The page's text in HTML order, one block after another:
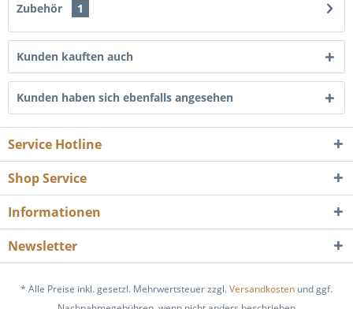
Zubehör 1
Kunden kauften auch
Kunden haben sich ebenfalls angesehen
Service Hotline
Shop Service
Informationen
Newsletter
* Alle Preise inkl. gesetzl. Mehrwertsteuer zzgl.Versandkosten und ggf.